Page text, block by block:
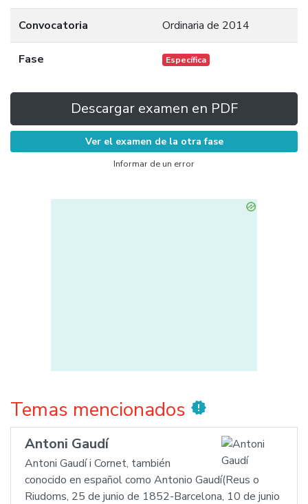
Convocatoria Ordinaria de 2014
Fase Específica
Descargar examen en PDF
Ver el examen de la otra fase
Informar de un error
Temas mencionados new_releases
Antoni Gaudí
Antoni Gaudí i Cornet, también
conocido en español como Antonio Gaudí(Reus o
Riudoms, 25 de junio de 1852-Barcelona, 10 de junio